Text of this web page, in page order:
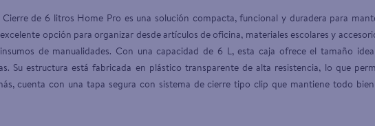
de 6 litros Home Pro es una solución compacta, funcional y duradera para
opción para organizar desde artículos de oficina, materiales escolares y
de manualidades. Con una capacidad de 6 L, esta caja ofrece el tamaño
Su estructura está fabricada en plástico transparente de alta resistencia, lo que
cuenta con una tapa segura con sistema de cierre tipo clip que mantiene todo